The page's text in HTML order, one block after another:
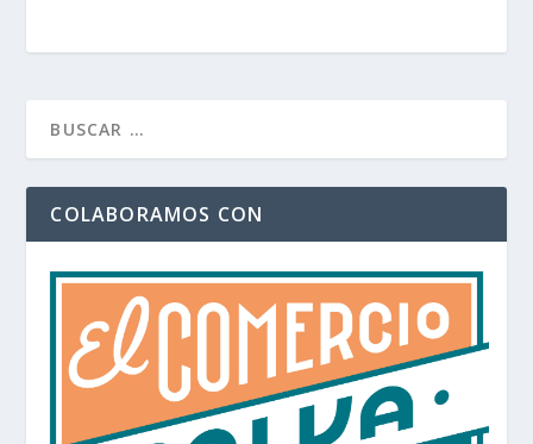
COLABORAMOS CON